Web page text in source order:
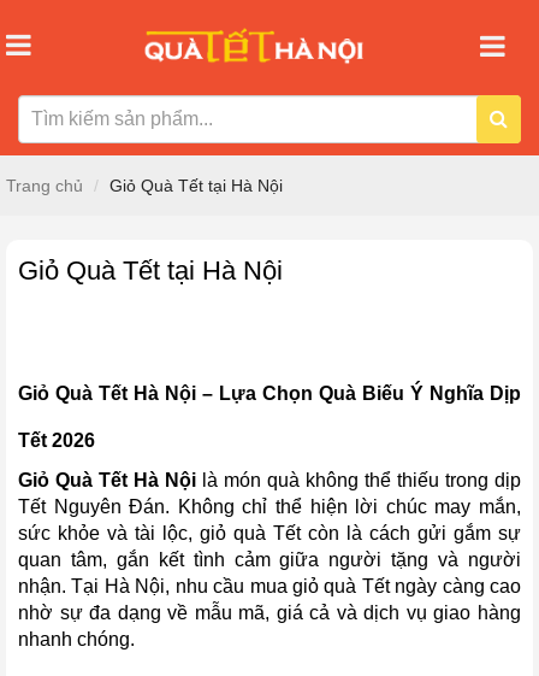
Trang chủ Giỏ Quà Tết tại Hà Nội
Giỏ Quà Tết tại Hà Nội
Giỏ Quà Tết Hà Nội – Lựa Chọn Quà Biếu Ý Nghĩa Dịp
Tết 2026
Giỏ Quà Tết Hà Nội là món quà không thể thiếu trong dịp
Tết Nguyên Đán. Không chỉ thể hiện lời chúc may mắn,
sức khỏe và tài lộc, giỏ quà Tết còn là cách gửi gắm sự
quan tâm, gắn kết tình cảm giữa người tặng và người
nhận. Tại Hà Nội, nhu cầu mua giỏ quà Tết ngày càng cao
nhờ sự đa dạng về mẫu mã, giá cả và dịch vụ giao hàng
nhanh chóng.